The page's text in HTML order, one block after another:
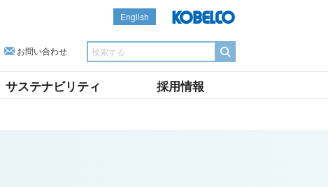
English
お問い合わせ
サステナビリティ 採用情報